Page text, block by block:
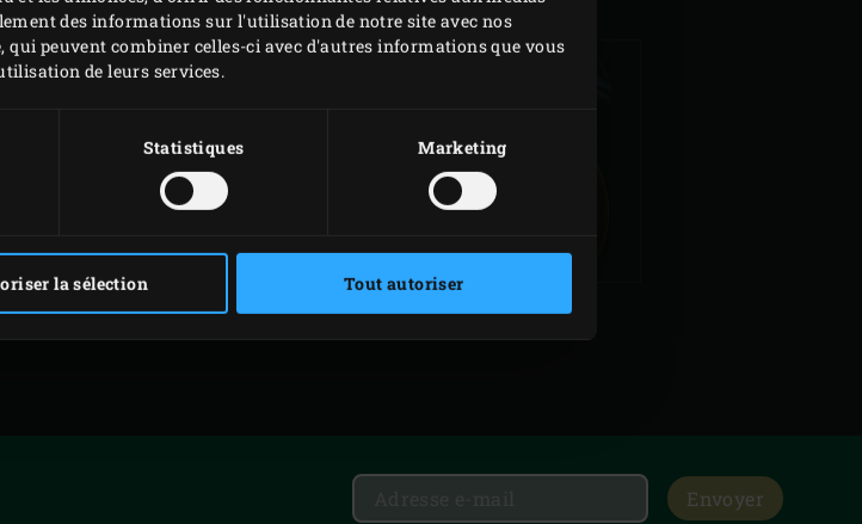
des informations sur l'utilisation de notre site avec nos
qui peuvent combiner celles-ci avec d'autres informations que vous
de leurs services.
Statistiques Marketing
la sélection Tout autoriser
servir en repas?
SOUPE THAÏ AU
POULET ET LAIT DE
COCO
Envoyer